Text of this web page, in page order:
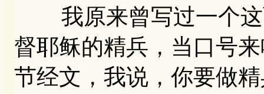
我原来曾写过一个这
督耶稣的精兵，当口号
节经文，我说，你要做